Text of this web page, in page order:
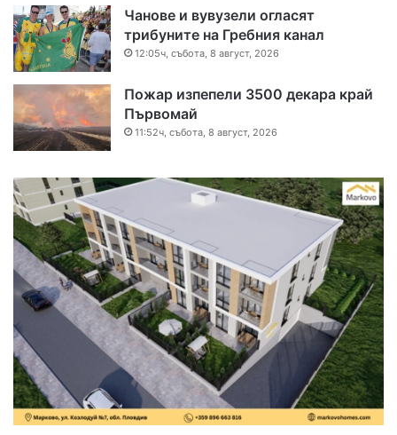
Чанове и вувузели огласят
трибуните на Гребния канал
12:05ч, събота, 8 август, 2026
Пожар изпепели 3500 декара край
Първомай
11:52ч, събота, 8 август, 2026